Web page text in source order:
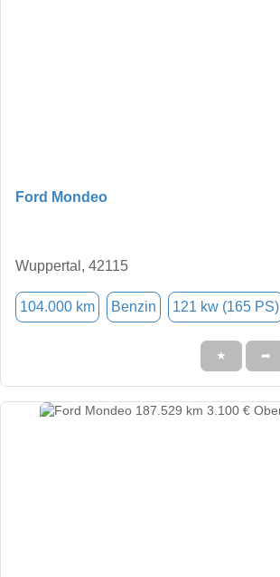
Ford Mondeo
Wuppertal, 42115
104.000 km Benzin 121 kw (165 PS)
★ ➦